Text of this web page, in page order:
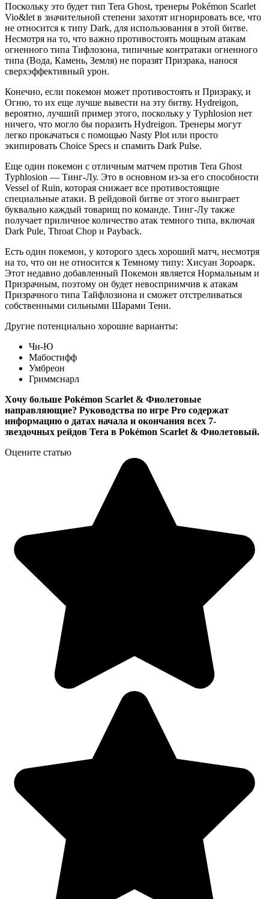
Поскольку это будет тип Tera Ghost, тренеры Pokémon Scarlet
Vio&let в значительной степени захотят игнорировать все, что
не относится к типу Dark, для использования в этой битве.
Несмотря на то, что важно противостоять мощным атакам
огненного типа Тифлозона, типичные контратаки огненного
типа (Вода, Камень, Земля) не поразят Призрака, нанося
сверхэффективный урон.
Конечно, если покемон может противостоять и Призраку, и
Огню, то их еще лучше вывести на эту битву. Hydreigon,
вероятно, лучший пример этого, поскольку у Typhlosion нет
ничего, что могло бы поразить Hydreigon. Тренеры могут
легко прокачаться с помощью Nasty Plot или просто
экипировать Choice Specs и спамить Dark Pulse.
Еще один покемон с отличным матчем против Tera Ghost
Typhlosion — Тинг-Лу. Это в основном из-за его способности
Vessel of Ruin, которая снижает все противостоящие
специальные атаки. В рейдовой битве от этого выиграет
буквально каждый товарищ по команде. Тинг-Лу также
получает приличное количество атак темного типа, включая
Dark Pule, Throat Chop и Payback.
Есть один покемон, у которого здесь хороший матч, несмотря
на то, что он не относится к Темному типу: Хисуан Зороарк.
Этот недавно добавленный Покемон является Нормальным и
Призрачным, поэтому он будет невосприимчив к атакам
Призрачного типа Тайфлозиона и сможет отстреливаться
собственными сильными Шарами Тени.
Другие потенциально хорошие варианты:
Чи-Ю
Мабостифф
Умбреон
Гриммснарл
Хочу больше Pokémon Scarlet & Фиолетовые
направляющие? Руководства по игре Pro содержат
информацию о датах начала и окончания всех 7-
звездочных рейдов Tera в Pokémon Scarlet & Фиолетовый.
Оцените статью